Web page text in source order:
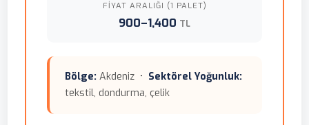
FIYAT ARALIĞI (1 PALET)
900–1,400 TL
Bölge: Akdeniz • Sektörel Yoğunluk:
tekstil, dondurma, çelik